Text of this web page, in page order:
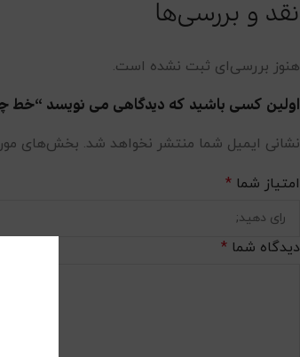
نقد و بررسی‌ها
هنوز بررسی‌ای ثبت نشده است.
اولین کسی باشید که دیدگاهی می نویسد “خط چشم رنگی ۰۲ آبی
نشانی ایمیل شما منتشر نخواهد شد. بخش‌های
امتیاز شما *
دیدگاه شما *